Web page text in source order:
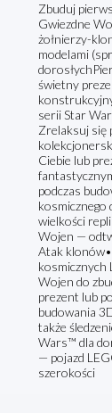
Zbuduj
Gwiezdne
żołnierzy-
modelami
świetny
serii Star
Zrelaksuj się
Ciebie lub
podczas
kosmicznego
wielkości
Wojen —
Atak
Wojen do
prezent lub
budowania
także
Wars™ dla
— pojazd
szerokości